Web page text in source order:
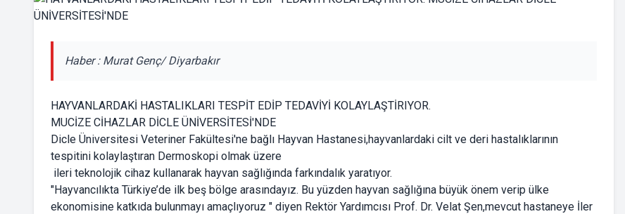
Haber : Murat Genç/ Diyarbakır
HAYVANLARDAKİ HASTALIKLARI TESPİT EDİP TEDAVİYİ KOLAYLAŞTİRIYOR.
MUCİZE CİHAZLAR DİCLE ÜNİVERSİTESİ'NDE
Dicle Üniversitesi Veteriner Fakültesi'ne bağlı Hayvan Hastanesi,hayvanlardaki cilt ve deri hastalıklarının
tespitini kolaylaştıran Dermoskopi olmak üzere
ileri teknolojik cihaz kullanarak hayvan sağlığında farkındalık yaratıyor.
"Hayvancılıkta Türkiye’de ilk beş bölge arasındayız. Bu yüzden hayvan sağlığına büyük önem verip ülke
ekonomisine katkıda bulunmayı amaçlıyoruz " diyen Rektör Yardımcısı Prof. Dr. Velat Şen,mevcut hastaneye İler